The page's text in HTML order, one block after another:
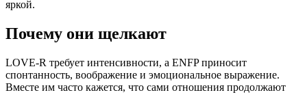
яркой.
Почему они щелкают
LOVE-R требует интенсивности, а ENFP приносит
спонтанность, воображение и эмоциональное выражение.
Вместе им часто кажется, что сами отношения продолжают